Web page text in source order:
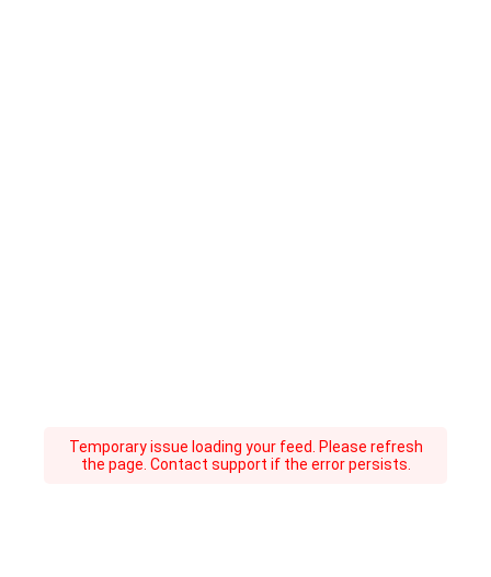
Temporary issue loading your feed. Please refresh
the page. Contact support if the error persists.